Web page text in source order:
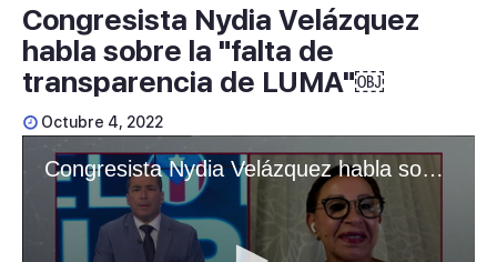
Congresista Nydia Velázquez
habla sobre la "falta de
transparencia de LUMA"￼
Octubre 4, 2022
Congresista Nydia Velázquez habla sobre la "falta de transparencia de LUMA"